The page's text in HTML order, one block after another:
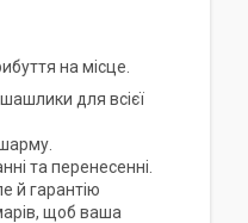
на місце.
для всієї
та перенесенні.
й гарантію
щоб ваша